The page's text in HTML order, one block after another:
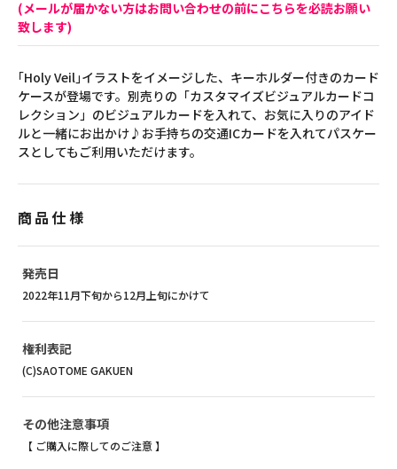
(メールが届かない方はお問い合わせの前にこちらを必読お願い
致します)
｢Holy Veil｣イラストをイメージした、キーホルダー付きのカード
ケースが登場です。別売りの「カスタマイズビジュアルカードコ
レクション」のビジュアルカードを入れて、お気に入りのアイド
ルと一緒にお出かけ♪お手持ちの交通ICカードを入れてパスケー
スとしてもご利用いただけます。
商品仕様
発売日
2022年11月下旬から12月上旬にかけて
権利表記
(C)SAOTOME GAKUEN
その他注意事項
【 ご購入に際してのご注意 】